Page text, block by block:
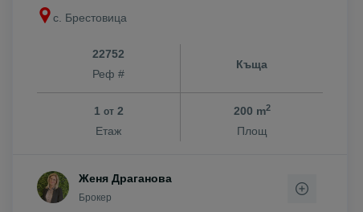
с. Брестовица
22752
Реф #
Къща
1 от2
Етаж
200 m2
Площ
Женя Драганова
Брокер